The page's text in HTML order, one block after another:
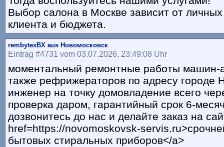
Выбор салона в Москве зависит от
клиента и бюджета.
rembytexBX aus Новомосковск
Eintrag #4731 vom 03.07.2026, 23:49:08 Uhr
моментальный ремонтные работы машин-
также рефрижераторов по адресу городе
инженер на точку домовладение всего
проверка даром, гарантийный срок 6-
дозвонитесь до нас и делайте заказ на
href=https://novomoskovsk-
бытовых стиральных приборов</a>